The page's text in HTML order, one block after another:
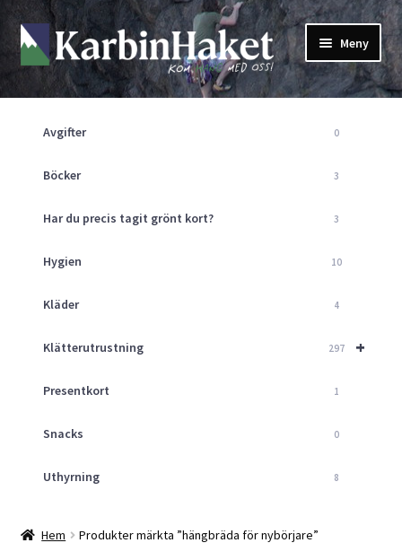
Hoppa
till
navigering
Hoppa
till
innehåll
Meny
Shop
Returpolicy
Mitt Konto
Kurser
Klätterväggen
Aktuellt
Avgifter 0
Böcker 3
Har du precis tagit grönt kort? 3
Hygien 10
Kläder 4
+
Klätterutrustning 297
Presentkort 1
Snacks 0
Uthyrning 8
Hem Produkter märkta ”hängbräda för nybörjare”